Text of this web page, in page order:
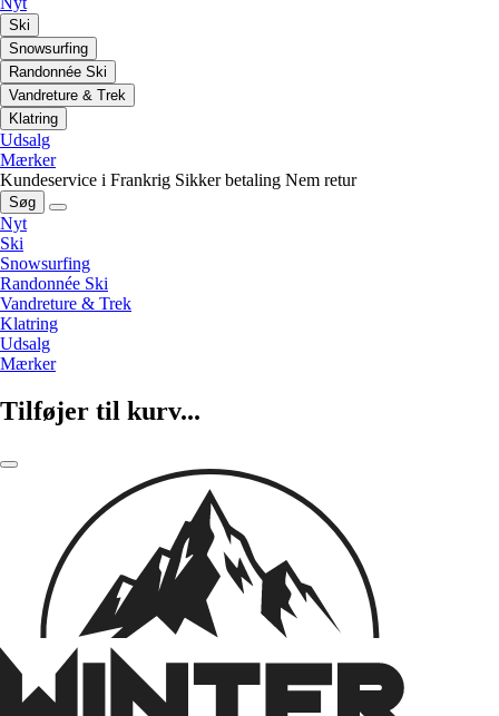
Ski
Snowsurfing
Randonnée Ski
Vandreture & Trek
Klatring
Udsalg
Mærker
Kundeservice i Frankrig Sikker betaling Nem retur
Søg
Nyt
Ski
Snowsurfing
Randonnée Ski
Vandreture & Trek
Klatring
Udsalg
Mærker
Tilføjer til kurv...